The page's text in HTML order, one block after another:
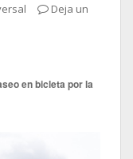
Deja un
en bicleta por la